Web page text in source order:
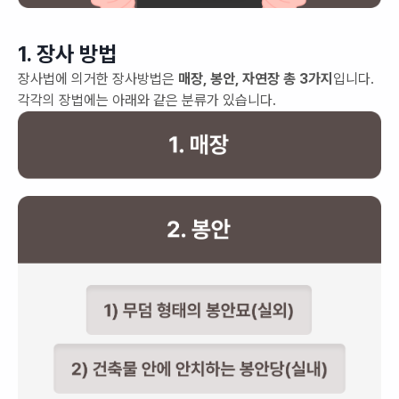
1. 장사 방법
장사법에 의거한 장사방법은 매장, 봉안, 자연장 총 3가지 입니다.
각각의 장법에는 아래와 같은 분류가 있습니다.